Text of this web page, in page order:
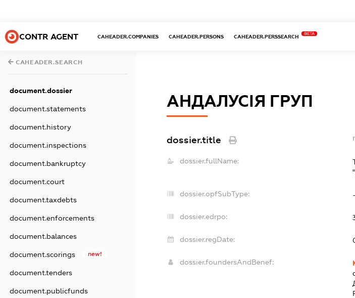
CONTR AGENT CAHEADER.COMPANIES CAHEADER.PERSONS CAHEADER.PERSSEARCH
BETA
CAHEADER.SEARCH
document.dossier
document.statements
document.history
document.inspections
document.bankruptcy
document.court
document.taxdebts
document.enforcements
document.balances
document.scorings new!
document.tenders
document.publicfunds
АНДАЛУСІЯ ГРУП
dossier.title
dossier.fullName:
dossier.opfSubType: -
dossier.edrpo:
dossier.regDate:
dossier.foundersAndBenef: